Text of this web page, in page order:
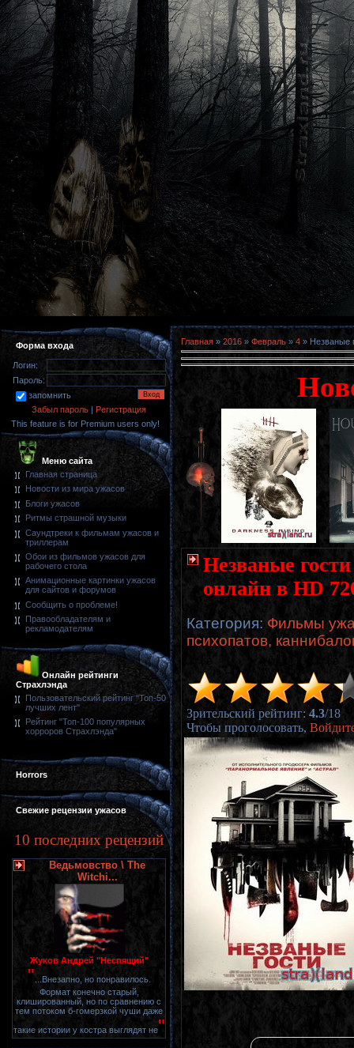
Форма входа
Логин:
Пароль:
запомнить
Забыл пароль | Регистрация
This feature is for Premium users only!
Меню сайта
Главная страница
Новости из мира ужасов
Блоги ужасов
Ритмы страшной музыки
Саундтреки к фильмам ужасов и
триллерам
Обои из фильмов ужасов для
рабочего стола
Анимационные картинки ужасов
для сайтов и форумов
Сообщить о проблеме!
Правообладателям и
рекламодателям
Онлайн рейтинги
Страхлэнда
Пользовательский рейтинг "Топ-50
лучших лент"
Рейтинг "Топ-100 популярных
хорроров Страхлэнда"
Horrors
Свежие рецензии ужасов
10 последних рецензий
Ведьмовство \ The
Witchi...
Жуков Андрей "Неспящий"
" ...Внезапно, но понравилось.
Формат конечно старый,
клишированный, но по сравнению с
тем потоком б-гомерзкой чуши даже
такие истории у костра выглядят не"
Главная » 2016 » Февраль » 4 » Незваные
Незваные
онлайн в HD
Категория: Фильмы
психопатов,
Зрительский рейтинг: 4.3/18
Чтобы проголосовать,